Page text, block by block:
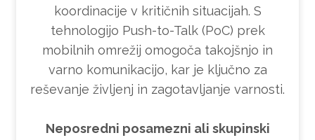
koordinacije v kritičnih situacijah. S
tehnologijo Push-to-Talk (PoC) prek
mobilnih omrežij omogoča takojšnjo in
varno komunikacijo, kar je ključno za
reševanje življenj in zagotavljanje varnosti.
Neposredni posamezni ali skupinski